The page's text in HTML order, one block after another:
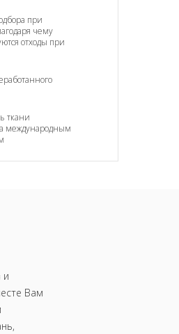
при
чему
отходы при
ткани
международным
и
Вам